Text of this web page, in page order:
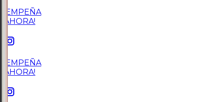
¡EMPEÑA
AHORA!
¡EMPEÑA
AHORA!